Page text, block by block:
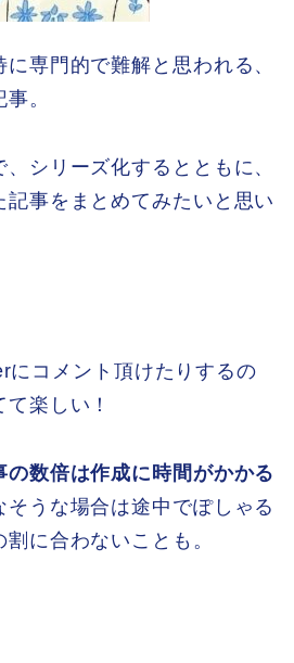
専門的で難解と思われる、
。
シリーズ化するとともに、
記事をまとめてみたいと思い
にコメント頂けたりするの
楽しい！
の数倍は作成に時間がかかる
そうな場合は途中でぽしゃる
に合わないことも。